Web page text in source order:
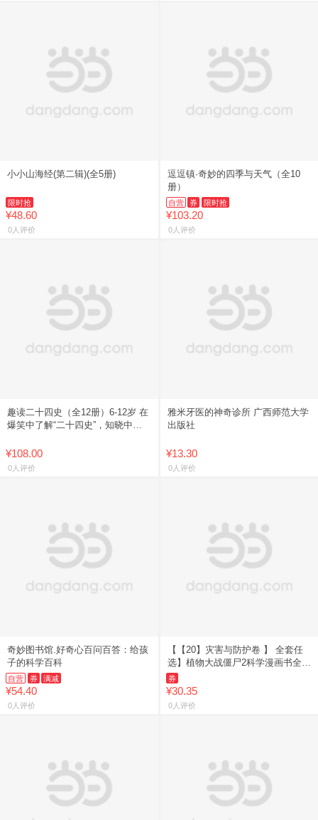
小小山海经(第二辑)(全5册)
限时抢
¥48.60
0人评价
逗逗镇·奇妙的四季与天气（全10
册）
自营 券 限时抢
¥103.20
0人评价
趣读二十四史（全12册）6-12岁 在
爆笑中了解“二十四史”，知晓中国
¥108.00
0人评价
雅米牙医的神奇诊所 广西师范大学
出版社
¥13.30
0人评价
奇妙图书馆.好奇心百问百答：给孩
子的科学百科
自营 券 满减
¥54.40
0人评价
【【20】灾害与防护卷 】 全套任
选】植物大战僵尸2科学漫画书全
69册 6-12岁小学生课外书漫画探案
卷机械卷毒物卷经济
券
¥30.35
0人评价